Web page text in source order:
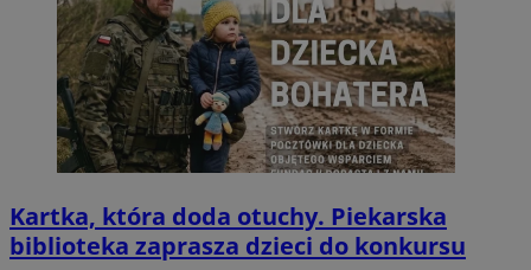
Kartka, która doda otuchy. Piekarska
biblioteka zaprasza dzieci do konkursu